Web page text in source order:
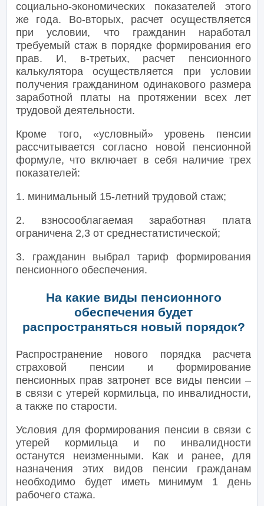
социально-экономических показателей этого
же года. Во-вторых, расчет осуществляется
при условии, что гражданин наработал
требуемый стаж в порядке формирования его
прав. И, в-третьих, расчет пенсионного
калькулятора осуществляется при условии
получения гражданином одинакового размера
заработной платы на протяжении всех лет
трудовой деятельности.
Кроме того, «условный» уровень пенсии
рассчитывается согласно новой пенсионной
формуле, что включает в себя наличие трех
показателей:
1. минимальный 15-летний трудовой стаж;
2. взносооблагаемая заработная плата
ограничена 2,3 от среднестатистической;
3. гражданин выбрал тариф формирования
пенсионного обеспечения.
На какие виды пенсионного
обеспечения будет
распространяться новый порядок?
Распространение нового порядка расчета
страховой пенсии и формирование
пенсионных прав затронет все виды пенсии –
в связи с утерей кормильца, по инвалидности,
а также по старости.
Условия для формирования пенсии в связи с
утерей кормильца и по инвалидности
останутся неизменными. Как и ранее, для
назначения этих видов пенсии гражданам
необходимо будет иметь минимум 1 день
рабочего стажа.